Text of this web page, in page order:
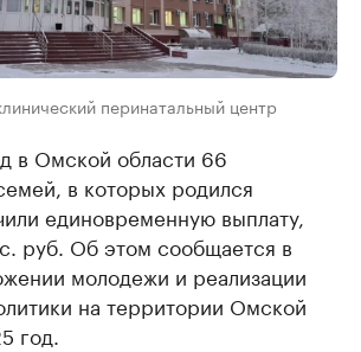
перинатальный центр
в Омской области 66
в которых родился
единовременную выплату,
руб. Об этом сообщается в
молодежи и реализации
на территории Омской
год.